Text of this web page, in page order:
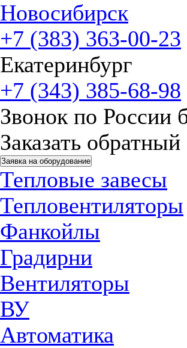
Новосибирск
+7 (383) 363-00-23
Екатеринбург
+7 (343) 385-68-98
Звонок по России
Заказать обратный
Заявка на оборудование
Тепловые завесы
Тепловентиляторы
Фанкойлы
Градирни
Вентиляторы
ВУ
Автоматика